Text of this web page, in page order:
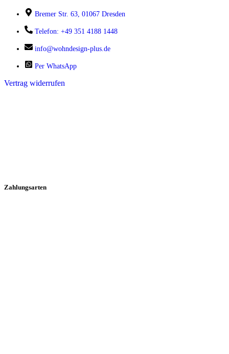
Bremer Str. 63, 01067 Dresden
Telefon: +49 351 4188 1448
info@wohndesign-plus.de
Per WhatsApp
Vertrag widerrufen
Zahlungsarten